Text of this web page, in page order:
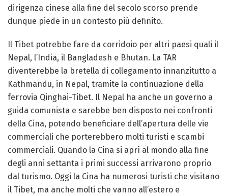
dirigenza cinese alla fine del secolo scorso prende
dunque piede in un contesto più definito.
Il Tibet potrebbe fare da corridoio per altri paesi quali il
Nepal, l’India, il Bangladesh e Bhutan. La TAR
diventerebbe la bretella di collegamento innanzitutto a
Kathmandu, in Nepal, tramite la continuazione della
ferrovia Qinghai-Tibet. Il Nepal ha anche un governo a
guida comunista e sarebbe ben disposto nei confronti
della Cina, potendo beneficiare dell’apertura delle vie
commerciali che porterebbero molti turisti e scambi
commerciali. Quando la Cina si aprì al mondo alla fine
degli anni settanta i primi successi arrivarono proprio
dal turismo. Oggi la Cina ha numerosi turisti che visitano
il Tibet, ma anche molti che vanno all’estero e